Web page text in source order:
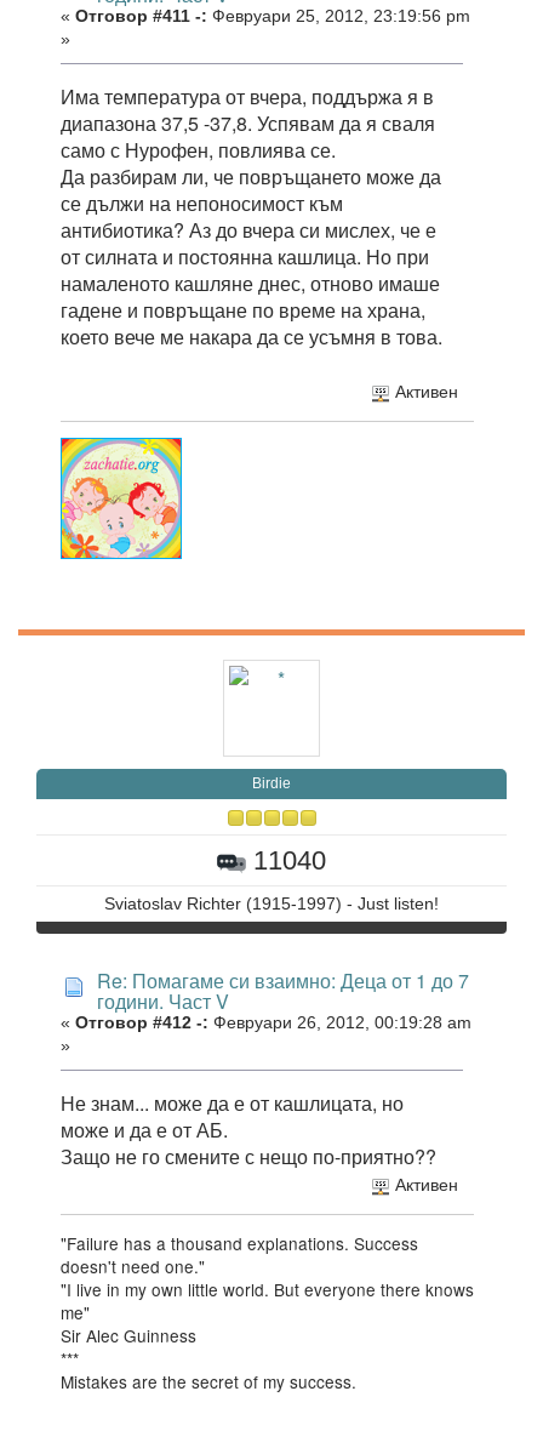
« Отговор #411 -: Февруари 25, 2012, 23:19:56 pm
»
Има температура от вчера, поддържа я в
диапазона 37,5 -37,8. Успявам да я сваля
само с Нурофен, повлиява се.
Да разбирам ли, че повръщането може да
се дължи на непоносимост към
антибиотика? Аз до вчера си мислех, че е
от силната и постоянна кашлица. Но при
намаленото кашляне днес, отново имаше
гадене и повръщане по време на храна,
което вече ме накара да се усъмня в това.
Активен
Birdie
11040
Sviatoslav Richter (1915-1997) - Just listen!
Re: Помагаме си взаимно: Деца от 1 до 7
години. Част V
« Отговор #412 -: Февруари 26, 2012, 00:19:28 am
»
Не знам... може да е от кашлицата, но
може и да е от АБ.
Защо не го смените с нещо по-приятно??
Активен
"Failure has a thousand explanations. Success
doesn't need one."
"I live in my own little world. But everyone there knows
me"
Sir Alec Guinness
***
Mistakes are the secret of my success.